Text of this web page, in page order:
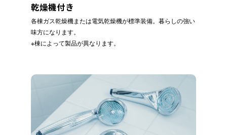
乾燥機付き
各棟ガス乾燥機または電気乾燥機が標準装備。暮らしの強い
味方になります。
※棟によって製品が異なります。